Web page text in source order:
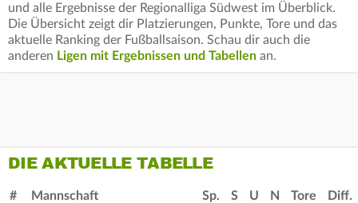
und alle Ergebnisse der Regionalliga Südwest im Überblick.
Die Übersicht zeigt dir Platzierungen, Punkte, Tore und das
aktuelle Ranking der Fußballsaison. Schau dir auch die
anderen Ligen mit Ergebnissen und Tabellen an.
DIE AKTUELLE TABELLE
# Mannschaft Sp. S U N Tore Diff.